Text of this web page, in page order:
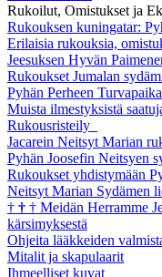
Rukoilut, Omistukset ja
Rukouksen kuningatar:
Erilaisia rukouksia,
Jeesuksen Hyvän
Rukoukset Jumalan
Pyhän Perheen
Muista ilmestyksistä
Rukousristeily
Jacarein Neitsyt Marian
Pyhän Joosefin Neitsyen
Rukoukset yhdistymään
Neitsyt Marian Sydämen
† † † Meidän Herramme
kärsimyksestä
Ohjeita lääkkeiden
Mitalit ja skapulaarit
Ihmeelliset kuvat